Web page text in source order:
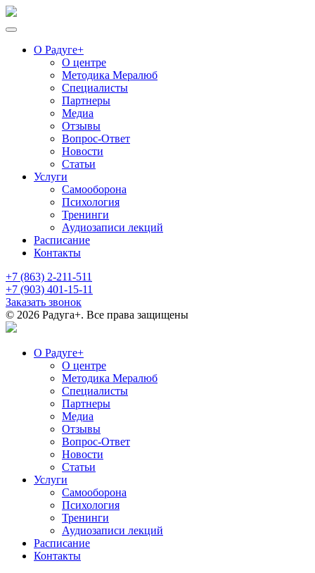
О Радуге+
О центре
Методика Мералюб
Специалисты
Партнеры
Медиа
Отзывы
Вопрос-Ответ
Новости
Статьи
Услуги
Самооборона
Психология
Тренинги
Аудиозаписи лекций
Расписание
Контакты
+7 (863) 2-211-511
+7 (903) 401-15-11
Заказать звонок
© 2026 Радуга+. Все права защищены
О Радуге+
О центре
Методика Мералюб
Специалисты
Партнеры
Медиа
Отзывы
Вопрос-Ответ
Новости
Статьи
Услуги
Самооборона
Психология
Тренинги
Аудиозаписи лекций
Расписание
Контакты